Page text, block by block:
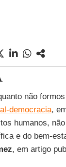
não
democracia,
humanos,
e do bem-
, em artigo